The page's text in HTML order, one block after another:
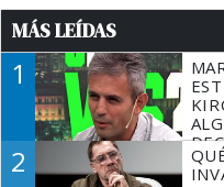
MÁS LEÍDAS
1
2